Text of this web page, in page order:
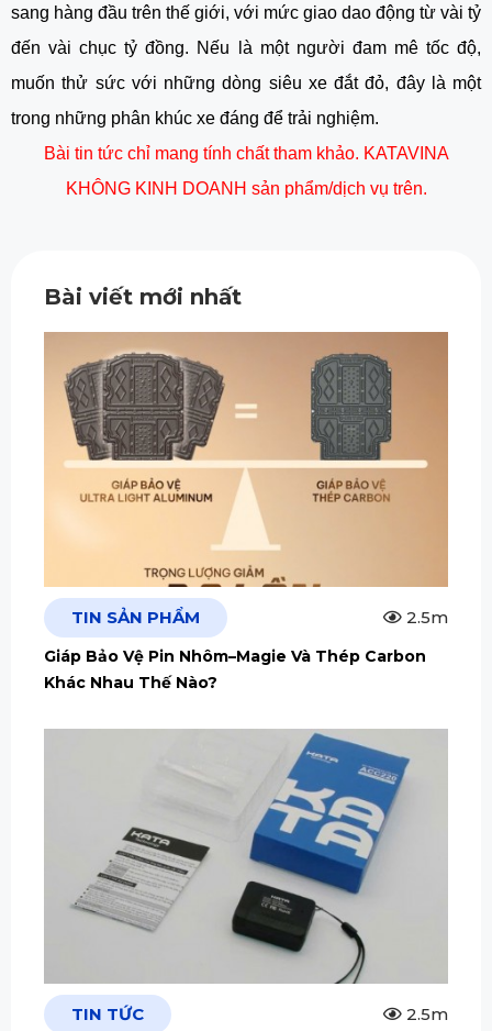
sang hàng đầu trên thế giới, với mức giao dao động từ vài tỷ
đến vài chục tỷ đồng. Nếu là một người đam mê tốc độ,
muốn thử sức với những dòng siêu xe đắt đỏ, đây là một
trong những phân khúc xe đáng để trải nghiệm.
Bài tin tức chỉ mang tính chất tham khảo. KATAVINA
KHÔNG KINH DOANH sản phẩm/dịch vụ trên.
Bài viết mới nhất
TIN SẢN PHẨM 2.5m
Giáp Bảo Vệ Pin Nhôm–Magie Và Thép Carbon
Khác Nhau Thế Nào?
TIN TỨC 2.5m